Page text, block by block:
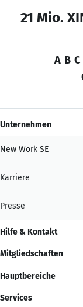
21 Mio.
A B C
Unternehmen
New Work SE
Karriere
Presse
Hilfe & Kontakt
Mitgliedschaften
Hauptbereiche
Services